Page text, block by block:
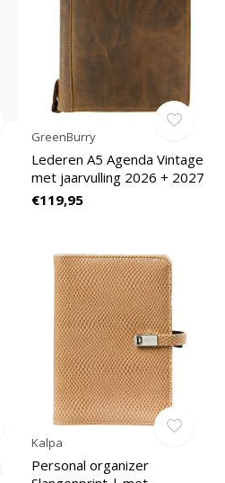
GreenBurry
Lederen A5 Agenda Vintage
met jaarvulling 2026 + 2027
€119,95
Kalpa
Personal organizer